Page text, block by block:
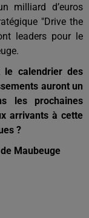
milliard d’euros
"Drive the
leaders pour le
le calendrier des
auront un
les prochaines
arrivants à cette
?
Maubeuge